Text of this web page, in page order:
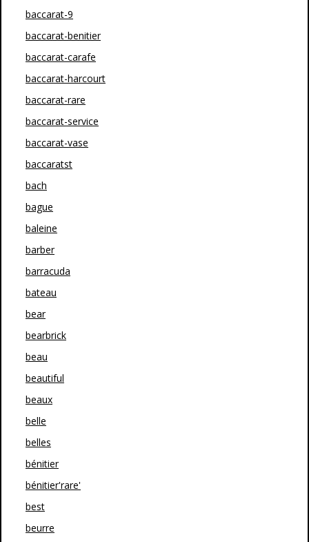
baccarat-9
baccarat-benitier
baccarat-carafe
baccarat-harcourt
baccarat-rare
baccarat-service
baccarat-vase
baccaratst
bach
bague
baleine
barber
barracuda
bateau
bear
bearbrick
beau
beautiful
beaux
belle
belles
bénitier
bénitier'rare'
best
beurre